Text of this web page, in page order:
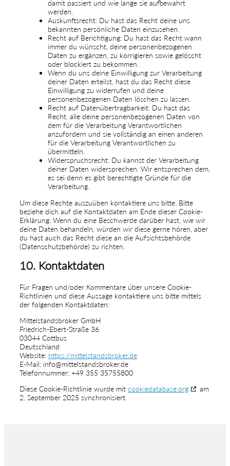
damit passiert und wie lange sie aufbewahrt
werden.
Auskunftsrecht: Du hast das Recht deine uns
bekannten persönliche Daten einzusehen.
Recht auf Berichtigung: Du hast das Recht wann
immer du wünscht, deine personenbezogenen
Daten zu ergänzen, zu korrigieren sowie gelöscht
oder blockiert zu bekommen.
Wenn du uns deine Einwilligung zur Verarbeitung
deiner Daten erteilst, hast du das Recht diese
Einwilligung zu widerrufen und deine
personenbezogenen Daten löschen zu lassen.
Recht auf Datenübertragbarkeit: Du hast das
Recht, alle deine personenbezogenen Daten von
dem für die Verarbeitung Verantwortlichen
anzufordern und sie vollständig an einen anderen
für die Verarbeitung Verantwortlichen zu
übermitteln.
Widerspruchsrecht: Du kannst der Verarbeitung
deiner Daten widersprechen. Wir entsprechen dem,
es sei denn es gibt berechtigte Gründe für die
Verarbeitung.
Um diese Rechte auszuüben kontaktiere uns bitte. Bitte
beziehe dich auf die Kontaktdaten am Ende dieser Cookie-
Erklärung. Wenn du eine Beschwerde darüber hast, wie wir
deine Daten behandeln, würden wir diese gerne hören, aber
du hast auch das Recht diese an die Aufsichtsbehörde
(Datenschutzbehörde) zu richten.
10. Kontaktdaten
Für Fragen und/oder Kommentare über unsere Cookie-
Richtlinien und diese Aussage kontaktiere uns bitte mittels
der folgenden Kontaktdaten:
Mittelstandsbroker GmbH
Friedrich-Ebert-Straße 36
03044 Cottbus
Deutschland
Website: https://mittelstandsbroker.de
E-Mail: info@mittelstandsbroker.de
Telefonnummer: +49 355 35755800
Diese Cookie-Richtlinie wurde mit cookiedatabase.org
am
2. September 2025 synchronisiert.